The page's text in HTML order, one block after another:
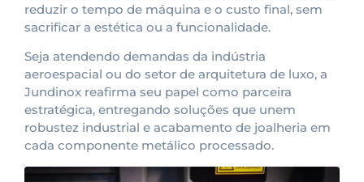
reduzir o tempo de máquina e o custo final, sem
sacrificar a estética ou a funcionalidade.
Seja atendendo demandas da indústria
aeroespacial ou do setor de arquitetura de luxo, a
Jundinox reafirma seu papel como parceira
estratégica, entregando soluções que unem
robustez industrial e acabamento de joalheria em
cada componente metálico processado.